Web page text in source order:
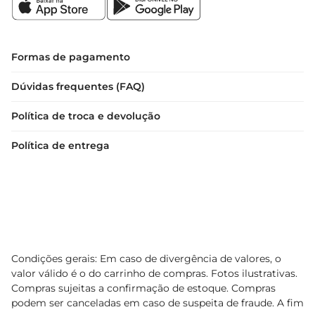
Formas de pagamento
Dúvidas frequentes (FAQ)
Política de troca e devolução
Política de entrega
Condições gerais: Em caso de divergência de valores, o
valor válido é o do carrinho de compras. Fotos ilustrativas.
Compras sujeitas a confirmação de estoque. Compras
podem ser canceladas em caso de suspeita de fraude. A fim